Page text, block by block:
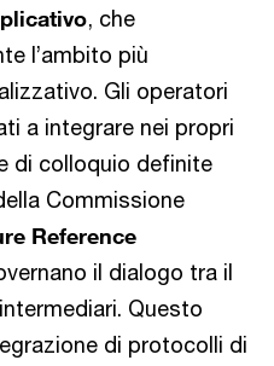
, che
l’ambito più
Gli operatori
a integrare nei propri
di colloquio definite
Commissione
Reference
il dialogo tra il
Questo
di protocolli di